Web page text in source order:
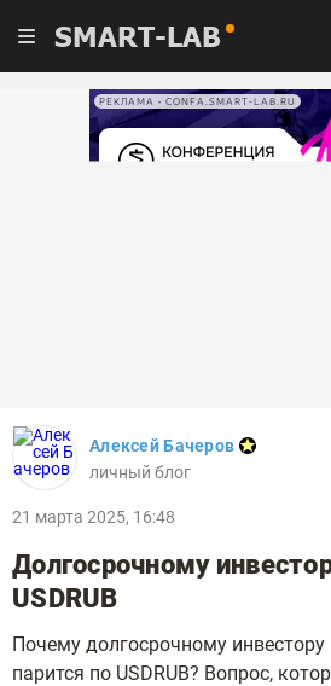
SMART-LAB
РЕКЛАМА • CONFA.SMART-LAB.RU
Алексей Бачеров
личный блог
21 марта 2025, 16:48
Долгосрочному
USDRUB
Почему долгосрочному
парится по USDRUB? Вопрос,